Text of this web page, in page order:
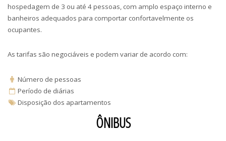
hospedagem de 3 ou até 4 pessoas, com amplo espaço interno e
banheiros adequados para comportar confortavelmente os
ocupantes.
As tarifas são negociáveis e podem variar de acordo com:
Número de pessoas
Período de diárias
Disposição dos apartamentos
ÔNIBUS